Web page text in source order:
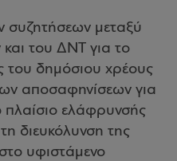
συζητήσεων μεταξύ
του ΔΝΤ για το
του δημόσιου χρέους
αποσαφηνίσεων για
ελάφρυνσής
διευκόλυνση της
υφιστάμενο